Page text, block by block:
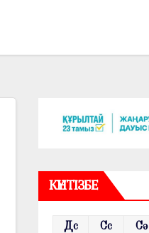
КҮНТІЗБЕ
Дс Сс Сә